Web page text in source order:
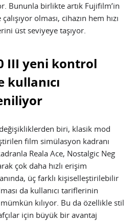
Bununla birlikte artık Fujifilm’in
olması, cihazın hem hızı
üst seviyeye taşıyor.
III yeni kontrol
biri, klasik mod
film simülasyon kadranı
Reala Ace, Nostalgic Neg
çok daha hızlı erişim
üç farklı kişiselleştirilebilir
da kullanıcı tariflerinin
mümkün kılıyor. Bu da özellikle stil
için büyük bir avantaj